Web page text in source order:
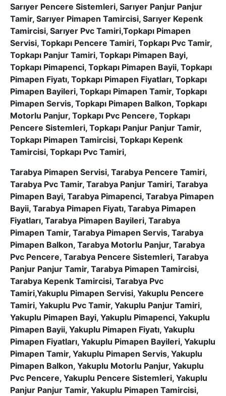
Sarıyer Pencere Sistemleri, Sarıyer Panjur Panjur
Tamir, Sarıyer Pimapen Tamircisi, Sarıyer Kepenk
Tamircisi, Sarıyer Pvc Tamiri,Topkapı Pimapen
Servisi, Topkapı Pencere Tamiri, Topkapı Pvc Tamir,
Topkapı Panjur Tamiri, Topkapı Pimapen Bayi,
Topkapı Pimapenci, Topkapı Pimapen Bayii, Topkapı
Pimapen Fiyatı, Topkapı Pimapen Fiyatları, Topkapı
Pimapen Bayileri, Topkapı Pimapen Tamir, Topkapı
Pimapen Servis, Topkapı Pimapen Balkon, Topkapı
Motorlu Panjur, Topkapı Pvc Pencere, Topkapı
Pencere Sistemleri, Topkapı Panjur Panjur Tamir,
Topkapı Pimapen Tamircisi, Topkapı Kepenk
Tamircisi, Topkapı Pvc Tamiri,
Tarabya Pimapen Servisi, Tarabya Pencere Tamiri,
Tarabya Pvc Tamir, Tarabya Panjur Tamiri, Tarabya
Pimapen Bayi, Tarabya Pimapenci, Tarabya Pimapen
Bayii, Tarabya Pimapen Fiyatı, Tarabya Pimapen
Fiyatları, Tarabya Pimapen Bayileri, Tarabya
Pimapen Tamir, Tarabya Pimapen Servis, Tarabya
Pimapen Balkon, Tarabya Motorlu Panjur, Tarabya
Pvc Pencere, Tarabya Pencere Sistemleri, Tarabya
Panjur Panjur Tamir, Tarabya Pimapen Tamircisi,
Tarabya Kepenk Tamircisi, Tarabya Pvc
Tamiri,Yakuplu Pimapen Servisi, Yakuplu Pencere
Tamiri, Yakuplu Pvc Tamir, Yakuplu Panjur Tamiri,
Yakuplu Pimapen Bayi, Yakuplu Pimapenci, Yakuplu
Pimapen Bayii, Yakuplu Pimapen Fiyatı, Yakuplu
Pimapen Fiyatları, Yakuplu Pimapen Bayileri, Yakuplu
Pimapen Tamir, Yakuplu Pimapen Servis, Yakuplu
Pimapen Balkon, Yakuplu Motorlu Panjur, Yakuplu
Pvc Pencere, Yakuplu Pencere Sistemleri, Yakuplu
Panjur Panjur Tamir, Yakuplu Pimapen Tamircisi,